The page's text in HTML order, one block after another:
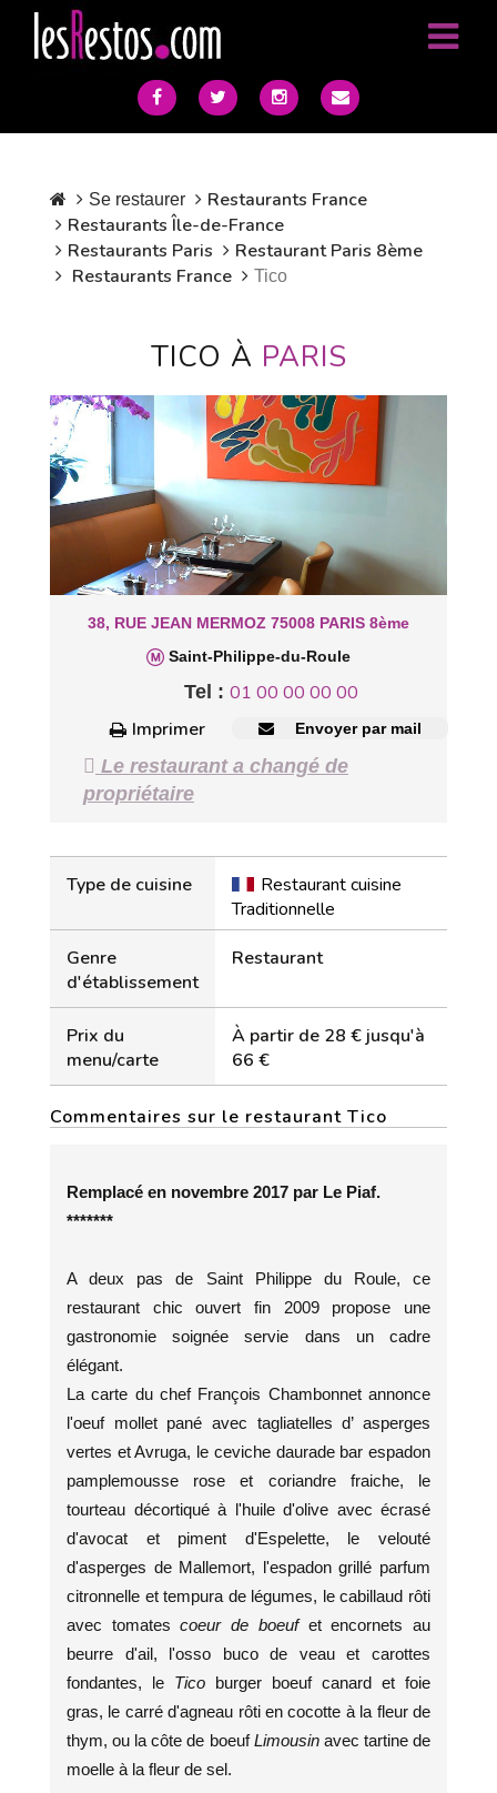
Se restaurer
Restaurants France
Restaurants Île-de-France
Restaurants Paris
Restaurant Paris 8ème
Restaurants France
Tico
TICO À PARIS
38, RUE JEAN MERMOZ 75008 PARIS 8ème
Saint-Philippe-du-Roule
Tel : 01 00 00 00 00
Imprimer
Envoyer par mail
Le restaurant a changé de
propriétaire
Type de cuisine
Restaurant cuisine
Traditionnelle
Genre
d'établissement
Restaurant
Prix du
menu/carte
À partir de 28 € jusqu'à
66 €
Commentaires sur le restaurant Tico
Remplacé en novembre 2017 par Le Piaf.
*******
A deux pas de Saint Philippe du Roule, ce
restaurant chic ouvert fin 2009 propose une
gastronomie soignée servie dans un cadre
élégant.
La carte du chef François Chambonnet annonce
l'oeuf mollet pané avec tagliatelles d’ asperges
vertes et Avruga, le ceviche daurade bar espadon
pamplemousse rose et coriandre fraiche, le
tourteau décortiqué à l'huile d'olive avec écrasé
d'avocat et piment d'Espelette, le velouté
d'asperges de Mallemort, l'espadon grillé parfum
citronnelle et tempura de légumes, le cabillaud rôti
avec tomatescoeur de boeufet encornets au
beurre d'ail, l'osso buco de veau et carottes
fondantes, le Tico burger boeuf canard et foie
gras, le carré d'agneau rôti en cocotte à la fleur de
thym, ou la côte de boeufLimousin avec tartine de
moelle à la fleur de sel.